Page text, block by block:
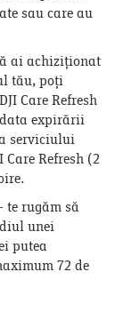
sau care au
ai achiziționat
tău, poți
Care Refresh
expirării
serviciului
Refresh (2
rugăm să
unei
putea
72 de